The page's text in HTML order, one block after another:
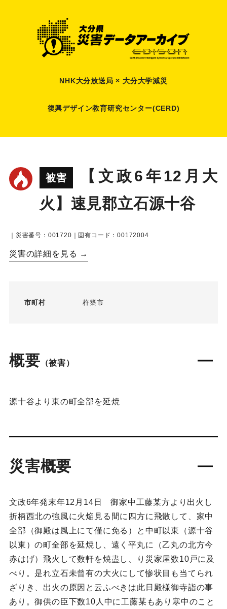
NHK大分放送局 × 大分大学減災
復興デザイン教育研究センター(CERD)
被害
【文政6年12月大
火】速見郡立石源十谷
｜災害番号：001720｜固有コード：00172004
災害の詳細を見る →
市町村 杵築市
概要 （被害）
源十谷より東の町全部を延焼
災害概要
文政6年発末年12月14日 御家中工藤某方より出火し
折柄西北の強風に火焔見る間に四方に飛散して、家中
全部（御殿は風上にて僅に免る）と中町以東（源十谷
以東）の町全部を延焼し、遠く平丸に（乙丸の北方今
赤はげ）飛火して数軒を焼盡し、り災家屋数10戸に及
べり。是れ立石未曾有の大火にして惨状目も当てられ
ざりき、出火の原因と云ふべきは此日殿様御寺詣の事
あり。御供の臣下数10人中に工藤某もあり寒中のこと